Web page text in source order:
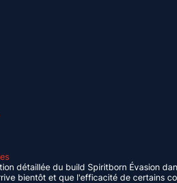
détaillée du build Spiritborn Évasion
bientôt et que l'efficacité de certains